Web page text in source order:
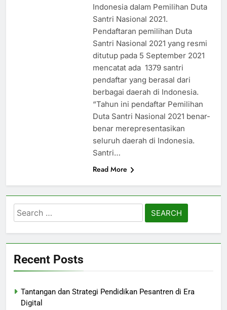
Indonesia dalam Pemilihan Duta
Santri Nasional 2021.
Pendaftaran pemilihan Duta
Santri Nasional 2021 yang resmi
ditutup pada 5 September 2021
mencatat ada 1379 santri
pendaftar yang berasal dari
berbagai daerah di Indonesia.
“Tahun ini pendaftar Pemilihan
Duta Santri Nasional 2021 benar-
benar merepresentasikan
seluruh daerah di Indonesia.
Santri…
Read More
Search
for:
Recent Posts
Tantangan dan Strategi Pendidikan Pesantren di Era
Digital